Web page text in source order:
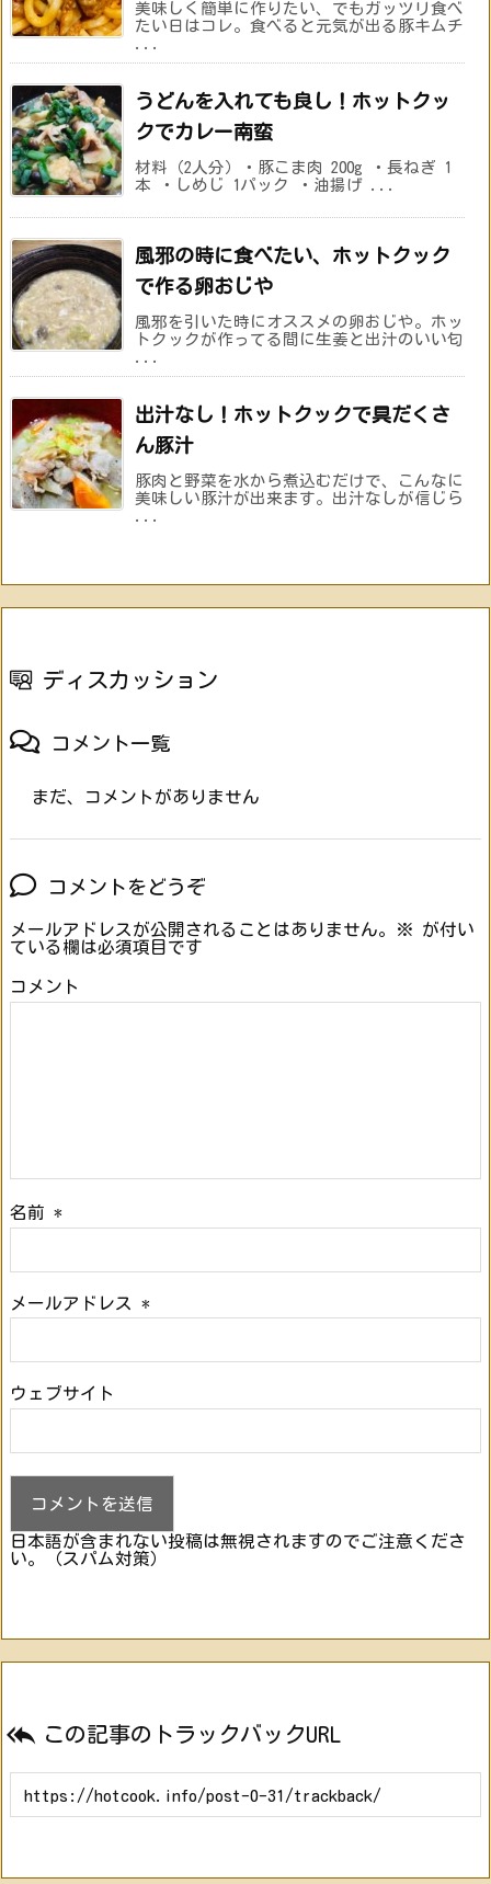
美味しく簡単に作りたい、でもガッツリ食べ
たい日はコレ。食べると元気が出る豚キムチ
...
うどんを入れても良し！ホットクッ
クでカレー南蛮
材料（2人分）・豚こま肉 200g ・長ねぎ 1
本 ・しめじ 1パック ・油揚げ ...
風邪の時に食べたい、ホットクック
で作る卵おじや
風邪を引いた時にオススメの卵おじや。ホッ
トクックが作ってる間に生姜と出汁のいい匂
...
出汁なし！ホットクックで具だくさ
ん豚汁
豚肉と野菜を水から煮込むだけで、こんなに
美味しい豚汁が出来ます。出汁なしが信じら
...
ディスカッション
コメント一覧
まだ、コメントがありません
コメントをどうぞ
メールアドレスが公開されることはありません。 ※ が付い
ている欄は必須項目です
コメント
名前 *
メールアドレス *
ウェブサイト
日本語が含まれない投稿は無視されますのでご注意くださ
い。（スパム対策）
 この記事のトラックバックURL